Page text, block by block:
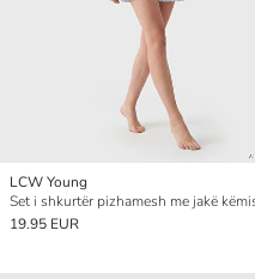
LCW Young
19.95 EUR